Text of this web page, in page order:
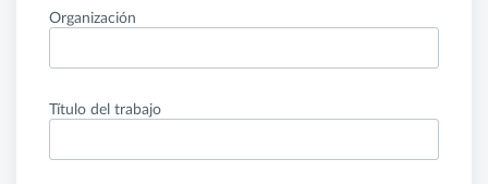
Organización
Título del trabajo